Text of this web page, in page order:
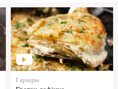
Гарніры